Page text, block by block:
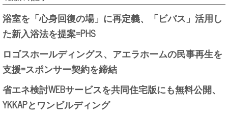
浴室を「心身回復の場」に再定義、「ビバス」活用し
た新入浴法を提案=PHS
ロゴスホールディングス、アエラホームの民事再生を
支援=スポンサー契約を締結
省エネ検討WEBサービスを共同住宅版にも無料公開、
YKKAPとワンビルディング